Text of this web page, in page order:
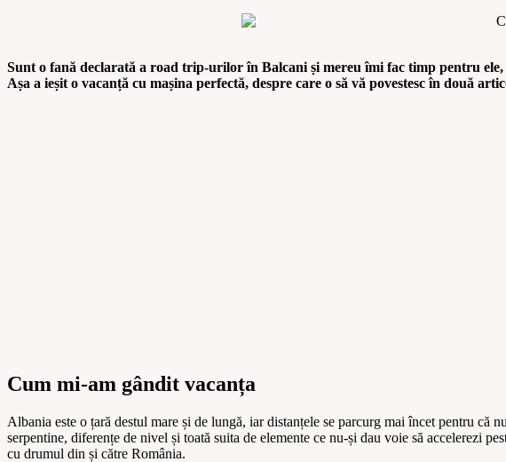
Sunt o fană declarată a road trip-urilor în Balcani și mereu îmi fac timp pentru
Așa a ieșit o vacanță cu mașina perfectă, despre care o să vă povestesc în două
Cum mi-am gândit vacanța
Albania este o țară destul mare și de lungă, iar distanțele se parcurg mai încet pentru
serpentine, diferențe de nivel și toată suita de elemente ce nu-și dau voie să accelerezi
cu drumul din și către România.